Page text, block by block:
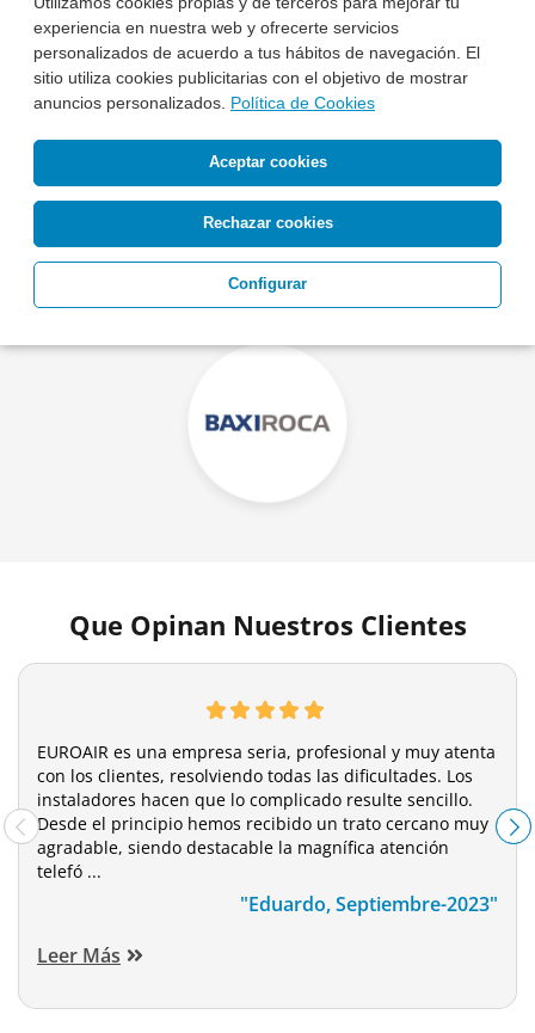
experiencia en nuestra web y ofrecerte servicios
personalizados de acuerdo a tus hábitos de navegación. El
sitio utiliza cookies publicitarias con el objetivo de mostrar
anuncios personalizados. Política de Cookies
Aceptar cookies
Rechazar cookies
Configurar
Que Opinan Nuestros Clientes
EUROAIR es una empresa seria, profesional y muy atenta
con los clientes, resolviendo todas las dificultades. Los
instaladores hacen que lo complicado resulte sencillo.
Desde el principio hemos recibido un trato cercano muy
agradable, siendo destacable la magnífica atención
telefó ...
"Eduardo, Septiembre-2023"
Leer Más